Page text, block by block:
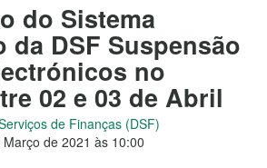
do Sistema
da DSF Suspensão
no
02 e 03 de Abril
de Finanças (DSF)
de 2021 às 10:00